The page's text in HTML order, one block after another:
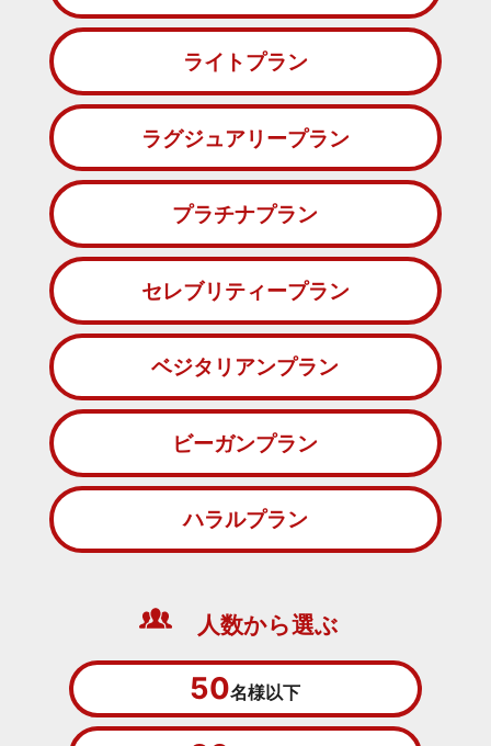
ライトプラン
ラグジュアリープラン
プラチナプラン
セレブリティープラン
ベジタリアンプラン
ビーガンプラン
ハラルプラン
人数から選ぶ
50名様以下